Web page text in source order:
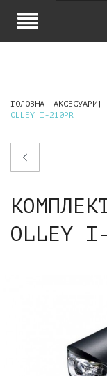
ГОЛОВНА АКСЕСУАРИ
OLLEY I-210PR
OLLEY